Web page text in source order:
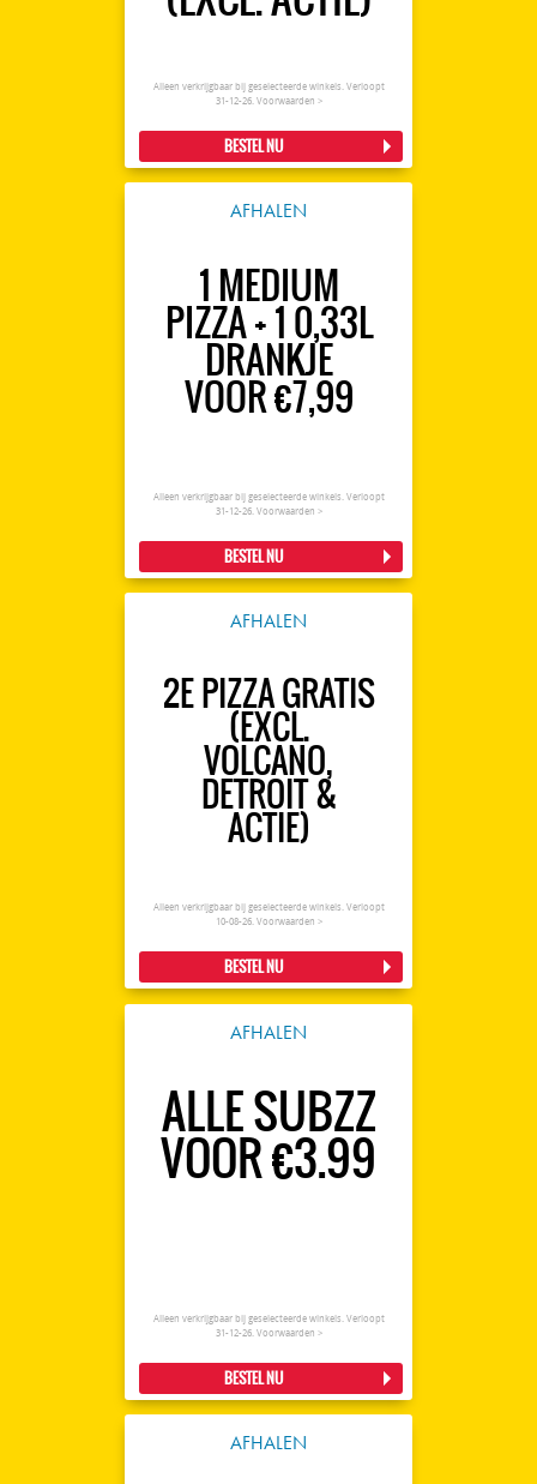
Alleen verkrijgbaar bij geselecteerde winkels. Verloopt
31-12-26. Voorwaarden >
BESTEL NU
AFHALEN
1 MEDIUM
PIZZA + 1 0,33L
DRANKJE
VOOR €7,99
Alleen verkrijgbaar bij geselecteerde winkels. Verloopt
31-12-26. Voorwaarden >
BESTEL NU
AFHALEN
2E PIZZA GRATIS
(EXCL.
VOLCANO,
DETROIT &
ACTIE)
Alleen verkrijgbaar bij geselecteerde winkels. Verloopt
10-08-26. Voorwaarden >
BESTEL NU
AFHALEN
ALLE SUBZZ
VOOR €3.99
Alleen verkrijgbaar bij geselecteerde winkels. Verloopt
31-12-26. Voorwaarden >
BESTEL NU
AFHALEN